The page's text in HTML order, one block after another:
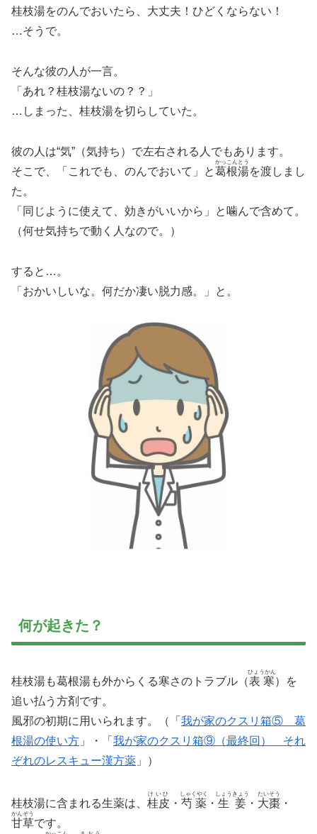
桂枝湯をのんでおいたら、大丈夫！ひどくならない！
…そうで。
そんな彼の人が一言。
「あれ？桂枝湯ないの？？」
…しまった、桂枝湯を切らしていた。
彼の人は“気”（気持ち）で左右される人でもあります。
そこで、「これでも、のんでおいて」と葛根湯
かっこんとう
を渡しまし
た。
「同じように使えて、効きがいいから」と噛んで含めて。
（何せ気持ちで動く人なので。）
すると…。
「おかいしいな。何だか凄い脱力感。」と。
何が起きた？
桂枝湯も葛根湯も外からくる寒さのトラブル（表寒
ひょうかん
）を
追い払う方剤です。
風邪の初期に用いられます。（「 我が家のクスリ箱⑤ 葛
根湯の使い方 」・「 我が家のクスリ箱⑨（最終回） それ
ぞれのレスキュー漢方薬 」）
桂枝湯に含まれる生薬は、 桂皮
けいひ
・ 芍薬
しゃくやく
・ 生姜
しょうきょう
・ 大棗
たいそう
・
甘草
かんぞう
です。